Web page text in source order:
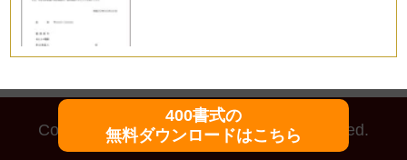
Copyright (C) マイ法務 All Rights Reserved.
400書式の
無料ダウンロードはこちら